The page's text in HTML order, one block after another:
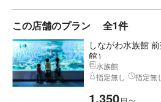
この店舗のプラン 全1件
しながわ水族館
館）
水族館
指定無し
指定無
1,350